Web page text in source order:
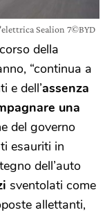
Sealion 7©BYD
della
“continua a
e dell’assenza
una
del governo
esauriti in
dell’auto
sventolati come
allettanti,